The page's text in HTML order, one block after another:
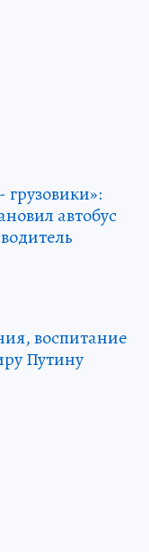
автобус
воспитание
Путину